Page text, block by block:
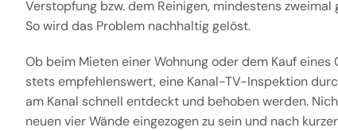
Verstopfung bzw. dem Reinigen, mindestens
So wird das Problem nachhaltig gelöst.
Ob beim Mieten einer Wohnung oder dem Kauf
stets empfehlenswert, eine Kanal-TV-Inspektion
am Kanal schnell entdeckt und behoben werden.
neuen vier Wände eingezogen zu sein und nach